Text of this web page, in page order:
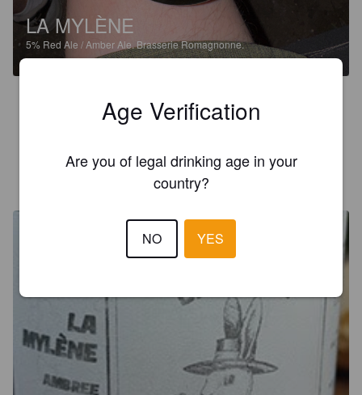
LA MYLÈNE
5% Red Ale / Amber Ale.Brasserie Romagnonne.
Pas mal de goût mais pas mon style
Age Verification
Are you of legal drinking age in your
country?
NO YES